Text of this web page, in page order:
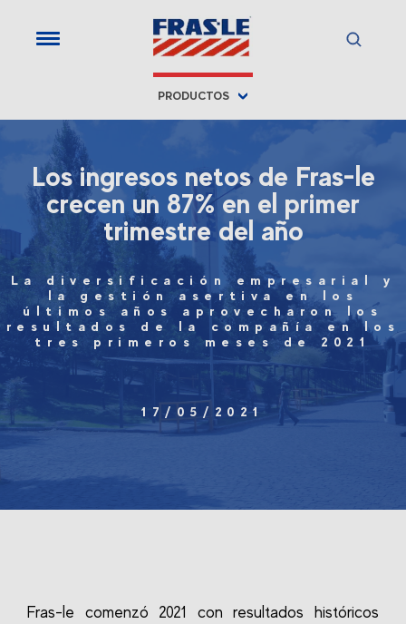
PRODUCTOS
Los ingresos netos de Fras-le
crecen un 87% en el primer
trimestre del año
La diversificación empresarial y
la gestión asertiva en los
últimos años aprovecharon los
resultados de la compañía en los
tres primeros meses de 2021
17/05/2021
Fras-le comenzó 2021 con resultados históricos